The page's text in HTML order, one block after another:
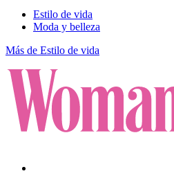
Estilo de vida
Moda y belleza
Más de Estilo de vida